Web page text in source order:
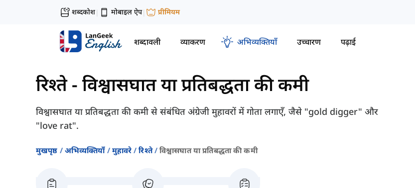
शब्दकोश| मोबाइल ऐप| प्रीमियम
शब्दावली व्याकरण अभिव्यक्तियाँ उच्चारण पढ़ाई
रिश्ते- विश्वासघात या प्रतिबद्धता की कमी
विश्वासघात या प्रतिबद्धता की कमी से संबंधित अंग्रेजी मुहावरों में गोता लगाएँ, जैसे "gold digger" और
"love rat".
मुखपृष्ठ अभिव्यक्तियाँ मुहावरे रिश्ते विश्वासघात या प्रतिबद्धता की कमी